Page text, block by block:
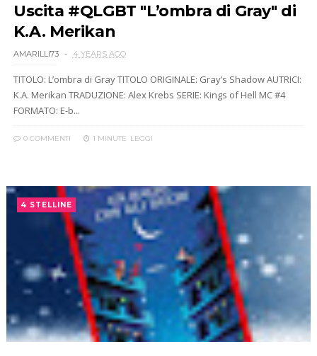
Uscita #QLGBT "L’ombra di Gray" di
K.A. Merikan
AMARILLI73 4 YEARS AGO
TITOLO: L’ombra di Gray TITOLO ORIGINALE: Gray’s Shadow AUTRICI:
K.A. Merikan TRADUZIONE: Alex Krebs SERIE: Kings of Hell MC #4
FORMATO: E-b...
0 COMMENTI 1 MINUTE LEGGI
4 STELLINE